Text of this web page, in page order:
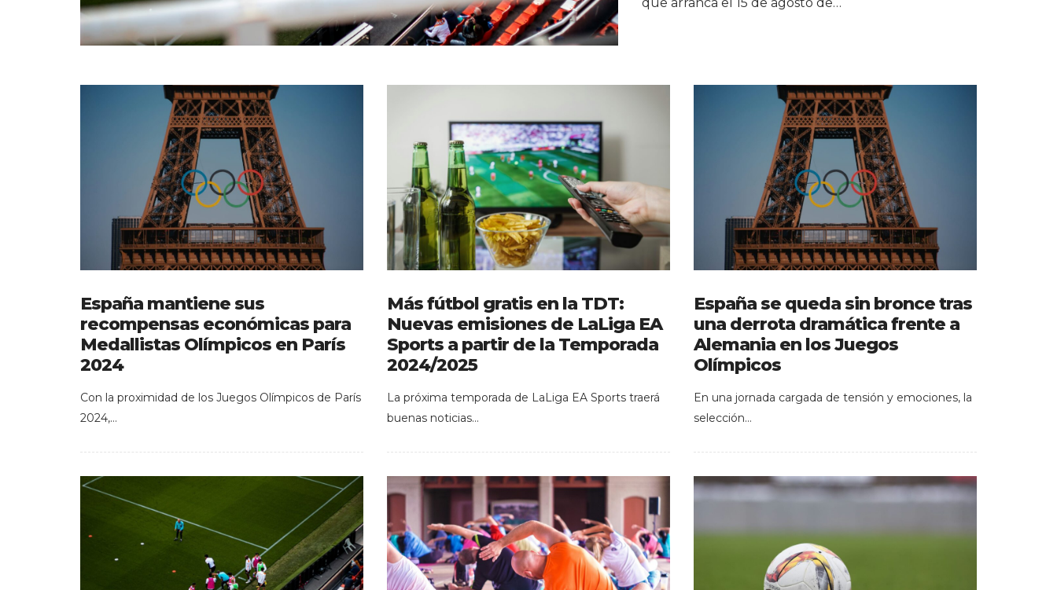
España mantiene sus
recompensas económicas para
Medallistas Olímpicos en París
2024
Con la proximidad de los Juegos Olímpicos de París
2024,…
Más fútbol gratis en la TDT:
Nuevas emisiones de LaLiga EA
Sports a partir de la Temporada
2024/2025
La próxima temporada de LaLiga EA Sports traerá
buenas noticias…
España se queda sin bronce tras
una derrota dramática frente a
Alemania en los Juegos
Olímpicos
En una jornada cargada de tensión y emociones, la
selección…